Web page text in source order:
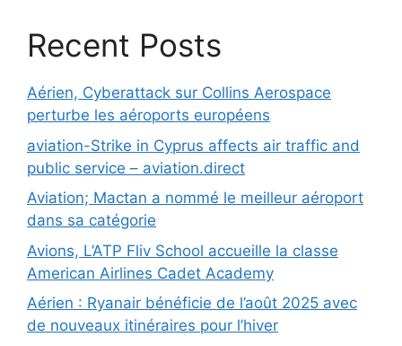
Recent Posts
Aérien, Cyberattack sur Collins Aerospace
perturbe les aéroports européens
aviation-Strike in Cyprus affects air traffic and
public service – aviation.direct
Aviation; Mactan a nommé le meilleur aéroport
dans sa catégorie
Avions, L’ATP Fliv School accueille la classe
American Airlines Cadet Academy
Aérien : Ryanair bénéficie de l’août 2025 avec
de nouveaux itinéraires pour l’hiver